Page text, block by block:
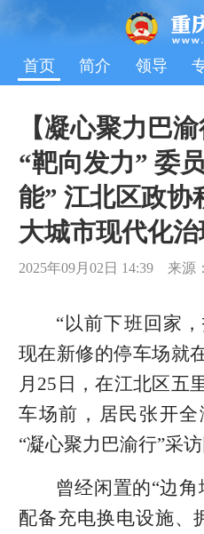
首页 简介 领导
【凝心聚力巴
“靶向发力” 委
能” 江北区政协
大城市现代化
2025年09月02日 14:39 来源
“以前下班回家
现在新修的停车场就
月25日，在江北区五
车场前，居民张开
“凝心聚力巴渝行”采
曾经闲置的“边角
配备充电换电设施、